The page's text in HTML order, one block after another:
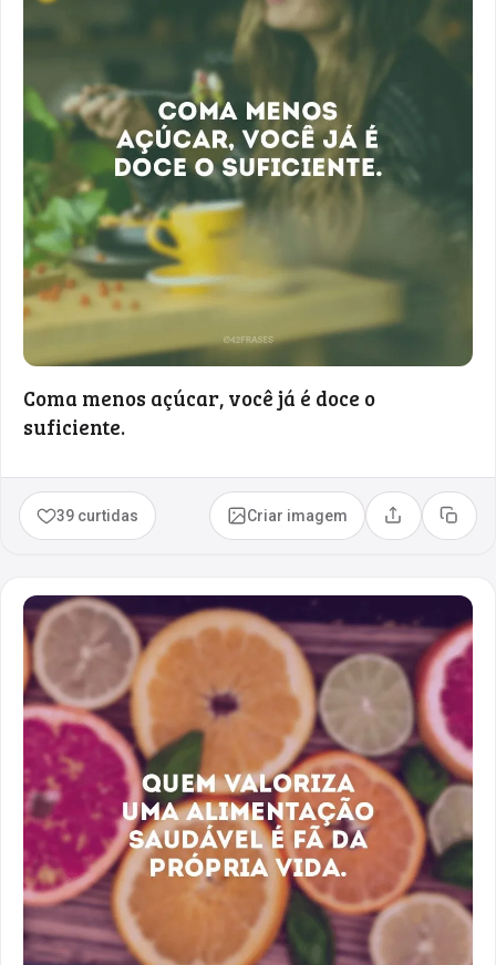
Coma menos açúcar, você já é doce o
suficiente.
39 curtidas Criar imagem Compartilhar
Copiar